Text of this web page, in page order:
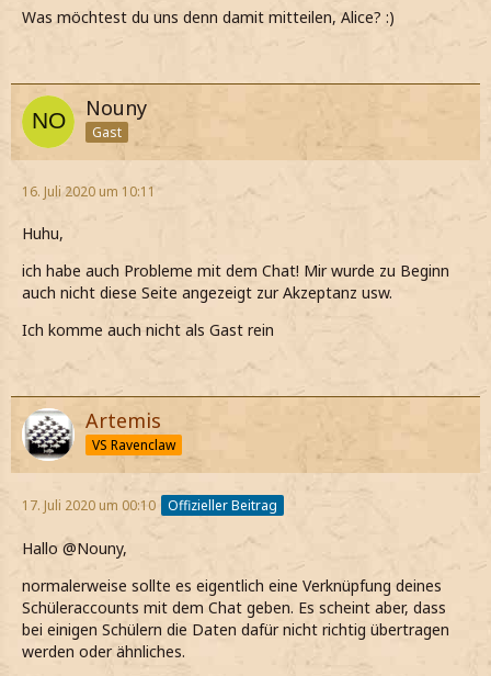
Was möchtest du uns denn damit mitteilen, Alice? :)
Nouny
Gast
16. Juli 2020 um 10:11
Huhu,
ich habe auch Probleme mit dem Chat! Mir wurde zu Beginn
auch nicht diese Seite angezeigt zur Akzeptanz usw.
Ich komme auch nicht als Gast rein
Artemis
VS Ravenclaw
17. Juli 2020 um 00:10 Offizieller Beitrag
Hallo @Nouny,
normalerweise sollte es eigentlich eine Verknüpfung deines
Schüleraccounts mit dem Chat geben. Es scheint aber, dass
bei einigen Schülern die Daten dafür nicht richtig übertragen
werden oder ähnliches.